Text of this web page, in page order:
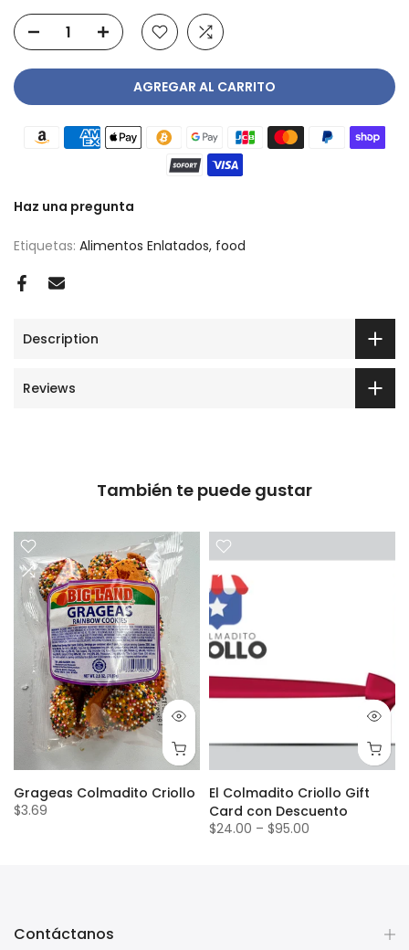
AGREGAR AL CARRITO
Haz una pregunta
Etiquetas: Alimentos Enlatados food
Description
Reviews
También te puede gustar
Grageas Colmadito Criollo
$3.69
El Colmadito Criollo Gift
Card con Descuento
$24.00 – $95.00
Contáctanos